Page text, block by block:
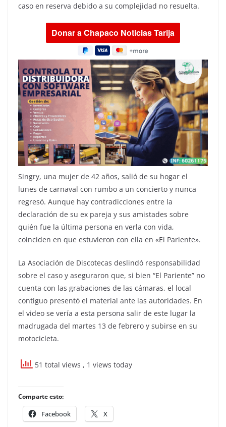
caso en reserva debido a su complejidad no resuelta.
Singry, una mujer de 42 años, salió de su hogar el
lunes de carnaval con rumbo a un concierto y nunca
regresó. Aunque hay contradicciones entre la
declaración de su ex pareja y sus amistades sobre
quién fue la última persona en verla con vida,
coinciden en que estuvieron con ella en «El Pariente».
La Asociación de Discotecas deslindó responsabilidad
sobre el caso y aseguraron que, si bien “El Pariente” no
cuenta con las grabaciones de las cámaras, el local
contiguo presentó el material ante las autoridades. En
el video se vería a esta persona salir de este lugar la
madrugada del martes 13 de febrero y subirse en su
motocicleta.
51 total views , 1 views today
Comparte esto:
Facebook X